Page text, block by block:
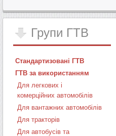
Групи ГТВ
Стандартизовані ГТВ
ГТВ за використанням
Для легкових і
комерційних автомобілів
Для вантажних автомобілів
Для тракторів
Для автобусів та